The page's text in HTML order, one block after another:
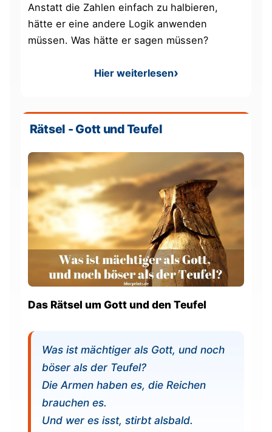
Anstatt die Zahlen einfach zu halbieren,
hätte er eine andere Logik anwenden
müssen. Was hätte er sagen müssen?
Hier weiterlesen: Das Rätsel um den Spion
Rätsel - Gott und Teufel
Das Rätsel um Gott und den Teufel
Was ist mächtiger als Gott, und noch
böser als der Teufel?
Die Armen haben es, die Reichen
brauchen es.
Und wer es isst, stirbt alsbald.